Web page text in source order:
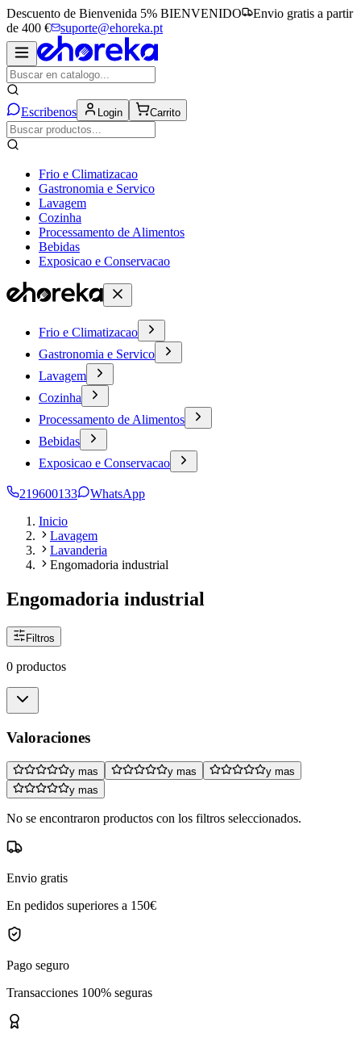
Descuento de Bienvenida 5% BIENVENIDO
Envio gratis a partir
de 400 €
suporte@ehoreka.pt
Escribenos Login Carrito
Frio e Climatizacao
Gastronomia e Servico
Lavagem
Cozinha
Processamento de Alimentos
Bebidas
Exposicao e Conservacao
Frio e Climatizacao
Gastronomia e Servico
Lavagem
Cozinha
Processamento de Alimentos
Bebidas
Exposicao e Conservacao
219600133
WhatsApp
Inicio
Lavagem
Lavanderia
Engomadoria industrial
Engomadoria industrial
Filtros
0 productos
Valoraciones
y mas y mas
y mas
y mas
No se encontraron productos con los filtros seleccionados.
Envio gratis
En pedidos superiores a 150€
Pago seguro
Transacciones 100% seguras